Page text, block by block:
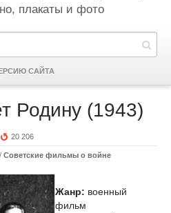
плакаты и фото
САЙТА
Родину (1943)
20 206
/ Советские фильмы о войне
Жанр: военный
фильм